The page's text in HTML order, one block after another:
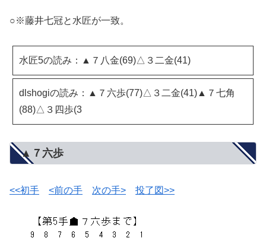
○※藤井七冠と水匠が一致。
水匠5の読み：▲７八金(69)△３二金(41)
dlshogiの読み：▲７六歩(77)△３二金(41)▲７七角
(88)△３四歩(3
▲７六歩
<<初手 <前の手 次の手> 投了図>>